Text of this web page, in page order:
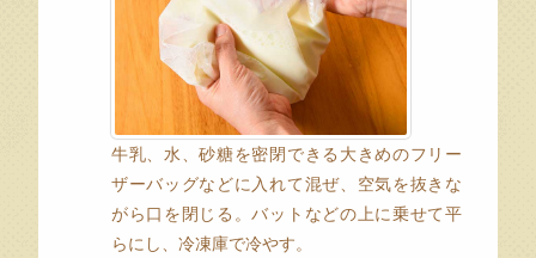
牛乳、水、砂糖を密閉できる大きめのフリー
ザーバッグなどに入れて混ぜ、空気を抜きな
がら口を閉じる。バットなどの上に乗せて平
らにし、冷凍庫で冷やす。